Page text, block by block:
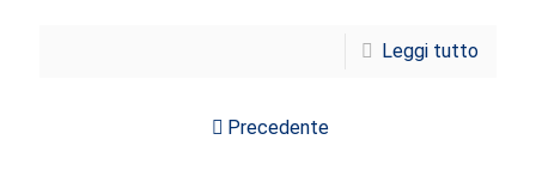
Leggi tutto
Precedente